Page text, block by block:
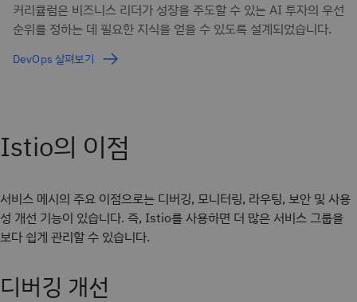
커리큘럼은 비즈니스 리더가 성장을 주도할 수 있는 AI 투자의 우선
순위를 정하는 데 필요한 지식을 얻을 수 있도록 설계되었습니다.
DevOps 살펴보기
Istio의 이점
서비스 메시의 주요 이점으로는 디버깅, 모니터링, 라우팅, 보안 및 사용
성 개선 기능이 있습니다. 즉, Istio를 사용하면 더 많은 서비스 그룹을
보다 쉽게 관리할 수 있습니다.
디버깅 개선